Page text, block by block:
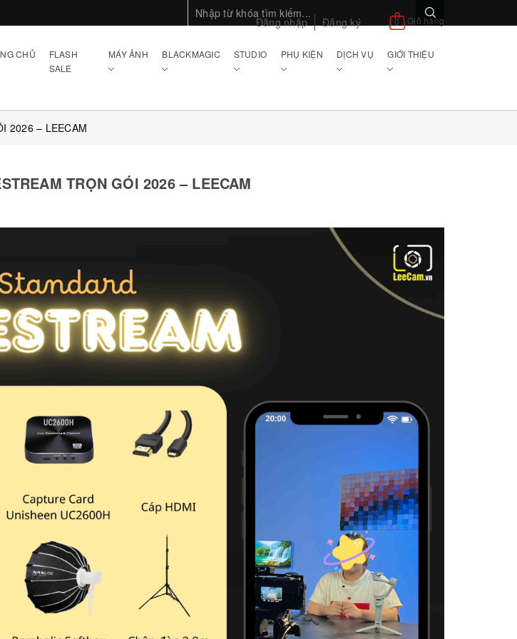
Đăng nhập Đăng ký 0 Giỏ hàng
CHỦ
FLASH
SALE
MÁY ẢNH BLACKMAGIC STUDIO PHỤ KIỆN DỊCH VỤ GIỚI THIỆU
2026 – LEECAM
TRỌN GÓI 2026 – LEECAM